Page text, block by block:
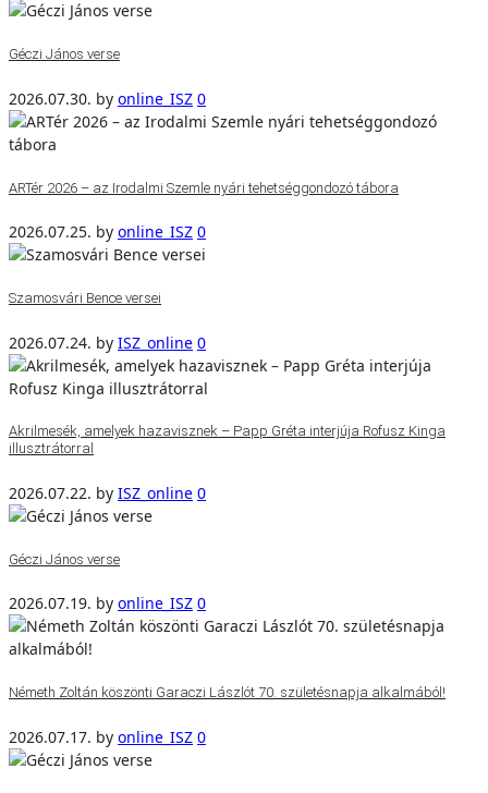
Géczi János verse
2026.07.30. by online_ISZ 0
ARTér 2026 – az Irodalmi Szemle nyári tehetséggondozó tábora
2026.07.25. by online_ISZ 0
Szamosvári Bence versei
2026.07.24. by ISZ_online 0
Akrilmesék, amelyek hazavisznek – Papp Gréta interjúja Rofusz Kinga
illusztrátorral
2026.07.22. by ISZ_online 0
Géczi János verse
2026.07.19. by online_ISZ 0
Németh Zoltán köszönti Garaczi Lászlót 70. születésnapja alkalmából!
2026.07.17. by online_ISZ 0